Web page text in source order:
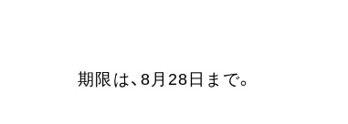
期限は、8月28日まで。